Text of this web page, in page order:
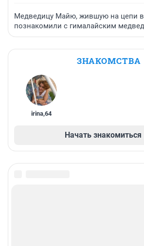
Медведицу Майю, жившую на цепи
познакомили с гималайским
ЗНАКОМСТВА
irina,64
Начать знакомиться